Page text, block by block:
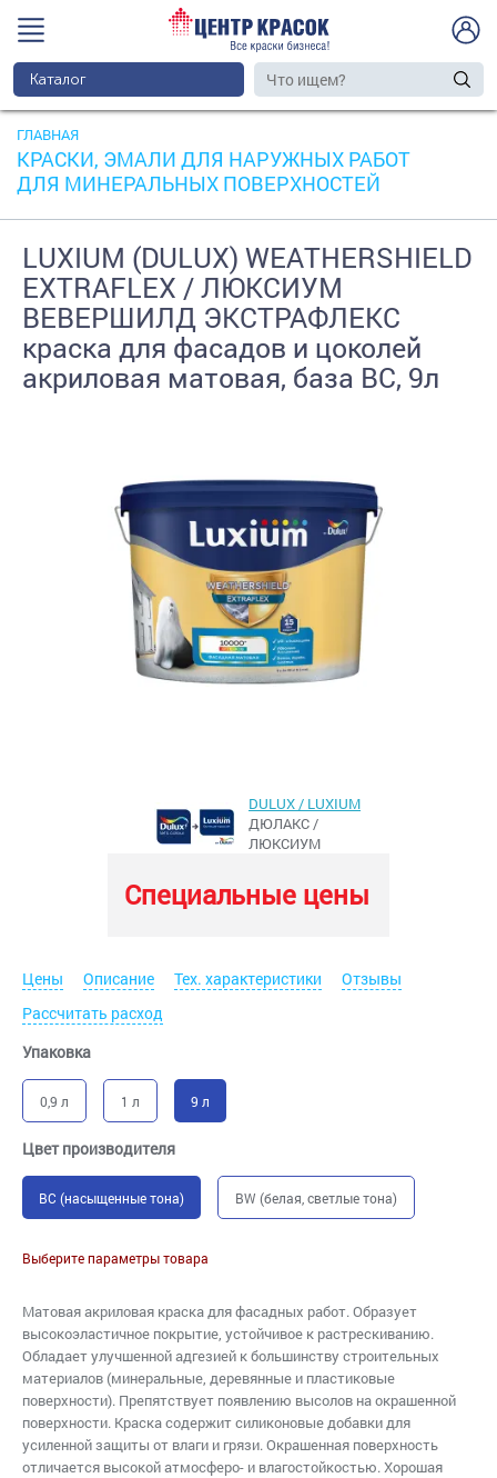
Каталог
ГЛАВНАЯ
КРАСКИ, ЭМАЛИ ДЛЯ НАРУЖНЫХ РАБОТ
ДЛЯ МИНЕРАЛЬНЫХ ПОВЕРХНОСТЕЙ
LUXIUM (DULUX) WEATHERSHIELD
EXTRAFLEX / ЛЮКСИУМ
ВЕВЕРШИЛД ЭКСТРАФЛЕКС
краска для фасадов и цоколей
акриловая матовая, база BC, 9л
DULUX / LUXIUM
ДЮЛАКС /
ЛЮКСИУМ
Специальные цены
Цены Описание Тех. характеристики
Отзывы
Рассчитать расход
Упаковка
0,9 л 1 л 9 л
Цвет производителя
BC (насыщенные тона) BW (белая, светлые тона)
Выберите параметры товара
Матовая акриловая краска для фасадных работ. Образует
высокоэластичное покрытие, устойчивое к растрескиванию.
Обладает улучшенной адгезией к большинству строительных
материалов (минеральные, деревянные и пластиковые
поверхности). Препятствует появлению высолов на окрашенной
поверхности. Краска содержит силиконовые добавки для
усиленной защиты от влаги и грязи. Окрашенная поверхность
отличается высокой атмосферо- и влагостойкостью. Хорошая